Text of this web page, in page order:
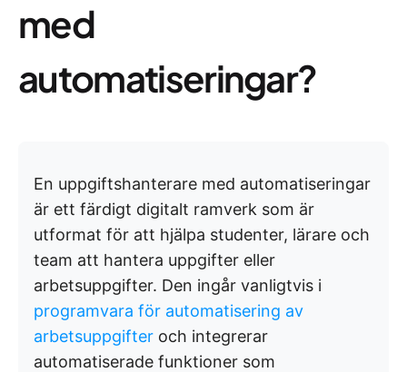
med
automatiseringar?
En uppgiftshanterare med automatiseringar
är ett färdigt digitalt ramverk som är
utformat för att hjälpa studenter, lärare och
team att hantera uppgifter eller
arbetsuppgifter. Den ingår vanligtvis i
programvara för automatisering av
arbetsuppgifter och integrerar
automatiserade funktioner som